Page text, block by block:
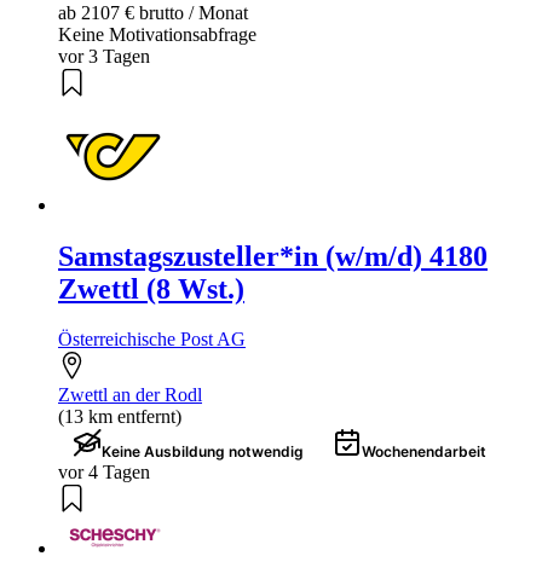
ab 2107 € brutto / Monat
Keine Motivationsabfrage
vor 3 Tagen
Samstagszusteller*in (w/m/d) 4180
Zwettl (8 Wst.)
Österreichische Post AG
Zwettl an der Rodl
(13 km entfernt)
Keine Ausbildung notwendig Wochenendarbeit
vor 4 Tagen